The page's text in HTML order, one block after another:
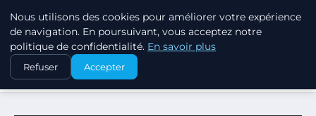
EXXON CLIMATE FOOTPRINT
ACCUEIL
ÉDUCATION ENVIRONNEMENTALE
L’X DÉVOILE SON PLAN CLIMAT : L’ENGAGEMENT RÉSOLU…
Nous utilisons des cookies pour améliorer votre expérience
de navigation. En poursuivant, vous acceptez notre
politique de confidentialité. En savoir plus
Refuser Accepter